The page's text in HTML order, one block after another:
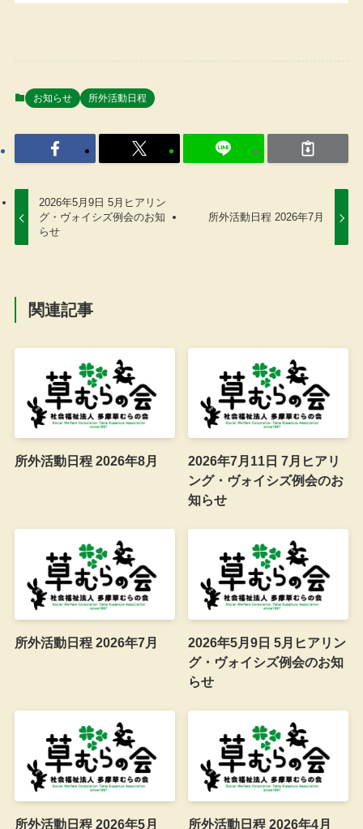
お知らせ 所外活動日程
2026年5月9日 5月ヒアリン
グ・ヴォイシズ例会のお知
らせ
所外活動日程 2026年7月
関連記事
所外活動日程 2026年8月
2026年7月11日 7月ヒアリ
ング・ヴォイシズ例会のお
知らせ
所外活動日程 2026年7月
2026年5月9日 5月ヒアリン
グ・ヴォイシズ例会のお知
らせ
所外活動日程 2026年5月 所外活動日程 2026年4月